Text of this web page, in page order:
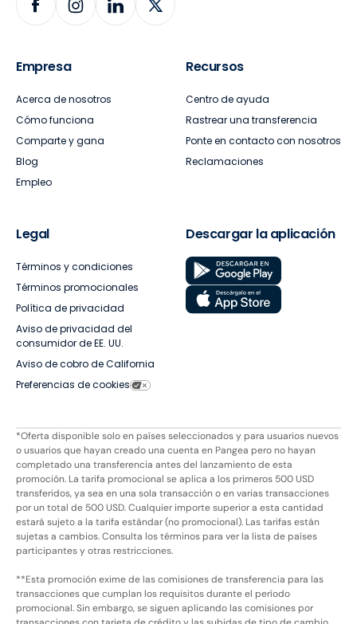
Empresa
Acerca de nosotros
Cómo funciona
Comparte y gana
Blog
Empleo
Recursos
Centro de ayuda
Rastrear una transferencia
Ponte en contacto con nosotros
Reclamaciones
Legal
Términos y condiciones
Términos promocionales
Política de privacidad
Aviso de privacidad del
consumidor de EE. UU.
Aviso de cobro de California
Preferencias de cookies
Descargar la aplicación
*Oferta disponible solo en países seleccionados y para usuarios nuevos
o usuarios que hayan creado una cuenta en Pangea pero no hayan
completado una transferencia antes del lanzamiento de esta
promoción. La tarifa promocional se aplica a los primeros 500 USD
transferidos, ya sea en una sola transacción o en varias transacciones
por un total de 500 USD. Cualquier importe superior a esta cantidad
estará sujeto a la tarifa estándar (no promocional). Las tarifas están
sujetas a cambios. Consulta los términos para ver la lista de países
participantes y otras restricciones.
**Esta promoción exime de las comisiones de transferencia para las
transacciones que cumplan los requisitos durante el período
promocional. Sin embargo, se siguen aplicando las comisiones por